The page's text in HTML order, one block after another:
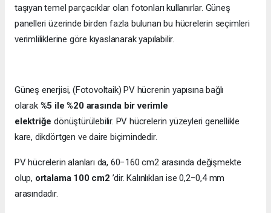
taşıyan temel parçacıklar olan fotonları kullanırlar. Güneş
panelleri üzerinde birden fazla bulunan bu hücrelerin seçimleri
verimliliklerine göre kıyaslanarak yapılabilir.
Güneş enerjisi, (Fotovoltaik) PV hücrenin yapısına bağlı
olarak %5 ile %20 arasında bir verimle
elektriğedönüştürülebilir. PV hücrelerin yüzeyleri genellikle
kare, dikdörtgen ve daire biçimindedir.
PV hücrelerin alanları da, 60−160 cm2 arasında değişmekte
olup, ortalama 100 cm2 ’dir. Kalınlıkları ise 0,2−0,4 mm
arasındadır.